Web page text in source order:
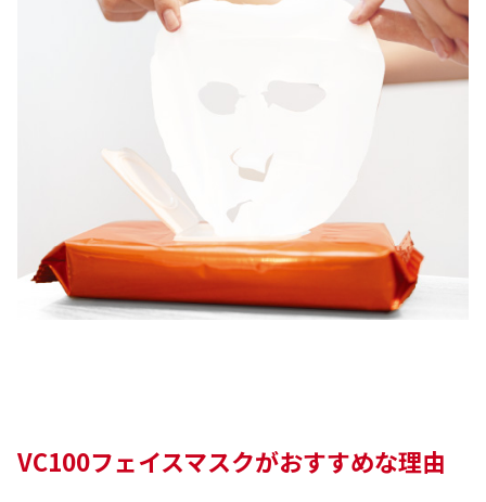
VC100フェイスマスクがおすすめな理由